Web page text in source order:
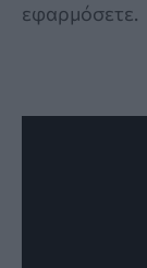
εφαρμόσετε.